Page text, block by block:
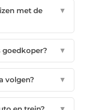
met de
▼
goedkoper? ▼
volgen? ▼